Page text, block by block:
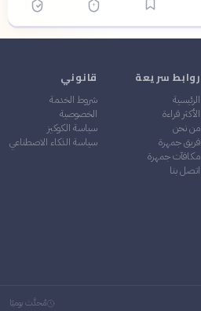
روابط سريعة
الرئيسية
الأكثر قراءة
من نحن
فريق جمهرة
مكافآت جمهرة
اتصل بنا
قانوني
شروط الخدمة
الخصوصية
سياسة الكوكيز
سياسة الذكاء الاصطناعي
مُحدَّث يوميًا